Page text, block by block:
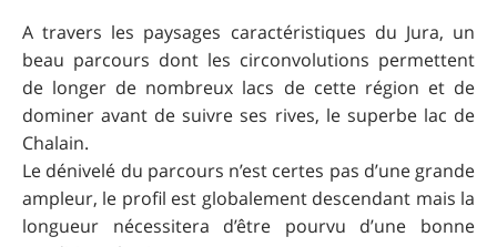
A travers les paysages caractéristiques du Jura, un
beau parcours dont les circonvolutions permettent
de longer de nombreux lacs de cette région et de
dominer avant de suivre ses rives, le superbe lac de
Chalain.
Le dénivelé du parcours n’est certes pas d’une grande
ampleur, le profil est globalement descendant mais la
longueur nécessitera d’être pourvu d’une bonne